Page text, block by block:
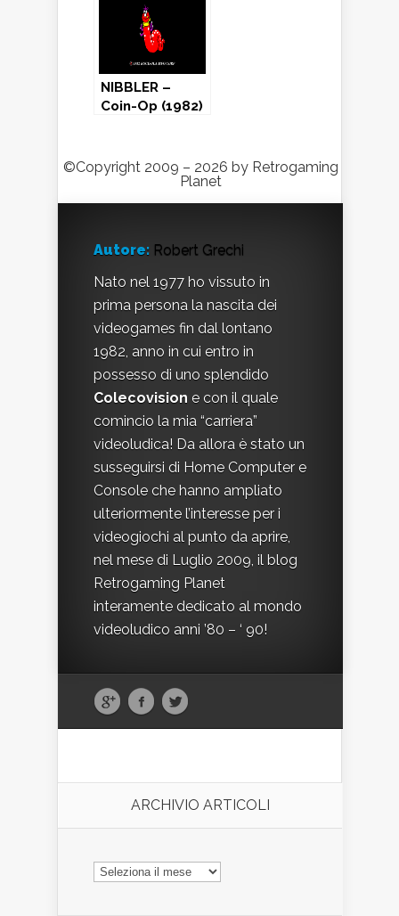
NIBBLER –
Coin-Op (1982)
©Copyright 2009 – 2026 by Retrogaming
Planet
Autore: Robert Grechi
Nato nel 1977 ho vissuto in
prima persona la nascita dei
videogames fin dal lontano
1982, anno in cui entro in
possesso di uno splendido
Colecovision e con il quale
comincio la mia “carriera”
videoludica! Da allora è stato un
susseguirsi di Home Computer e
Console che hanno ampliato
ulteriormente l’interesse per i
videogiochi al punto da aprire,
nel mese di Luglio 2009, il blog
Retrogaming Planet
interamente dedicato al mondo
videoludico anni ’80 – ‘ 90!
ARCHIVIO ARTICOLI
ARCHIVIO
ARTICOLI